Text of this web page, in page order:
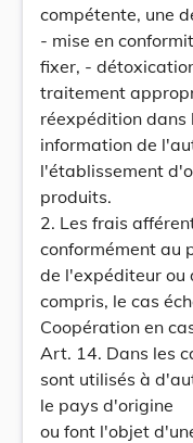
compétente, une
- mise en
fixer, -
traitement
réexpédition dans
information de
l'établissement
produits.
2. Les frais
conformément au
de l'expéditeur
compris, le cas
Coopération en
Art. 14. Dans les
sont utilisés à
le pays d'origine
ou font l'objet